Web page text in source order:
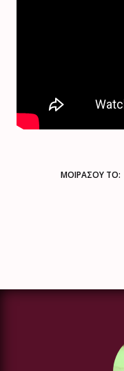
ΜΟΙΡΑΣΟΥ ΤΟ: